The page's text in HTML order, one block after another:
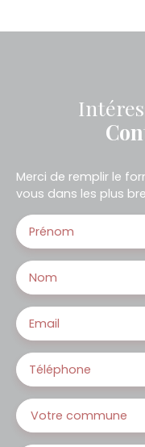
Merci de remplir le
vous dans les plus
Prénom
Nom
Email
Téléphone
Votre commune